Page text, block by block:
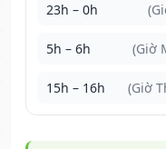
23h – 0h
5h – 6h (Giờ
15h – 16h (Giờ